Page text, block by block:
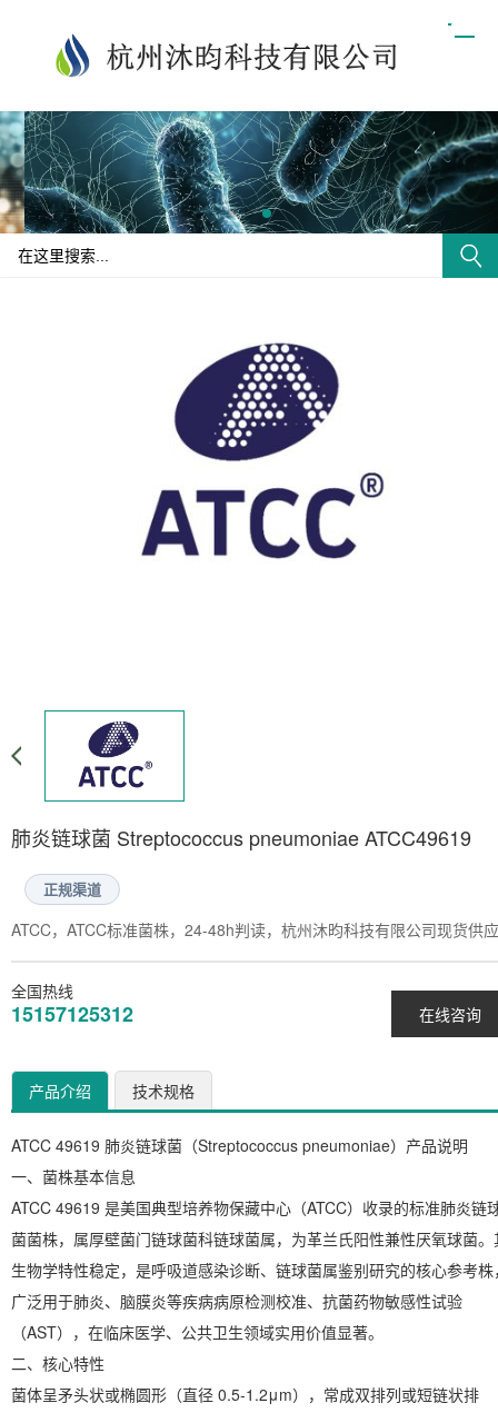
肺炎链球菌 Streptococcus pneumoniae ATCC49619
正规渠道
ATCC，ATCC标准菌株，24-48h判读，杭州沐昀科技有限公司现货供应
在线咨询
全国热线
15157125312
产品介绍 技术规格
ATCC 49619 肺炎链球菌（Streptococcus pneumoniae）产品说明
一、菌株基本信息
ATCC 49619 是美国典型培养物保藏中心（ATCC）收录的标准肺炎链
菌菌株，属厚壁菌门链球菌科链球菌属，为革兰氏阳性兼性厌氧球菌。
生物学特性稳定，是呼吸道感染诊断、链球菌属鉴别研究的核心参考株
广泛用于肺炎、脑膜炎等疾病病原检测校准、抗菌药物敏感性试验
（AST），在临床医学、公共卫生领域实用价值显著。
二、核心特性
菌体呈矛头状或椭圆形（直径 0.5-1.2μm），常成双排列或短链状排